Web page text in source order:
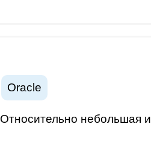
Oracle
Относительно небольшая